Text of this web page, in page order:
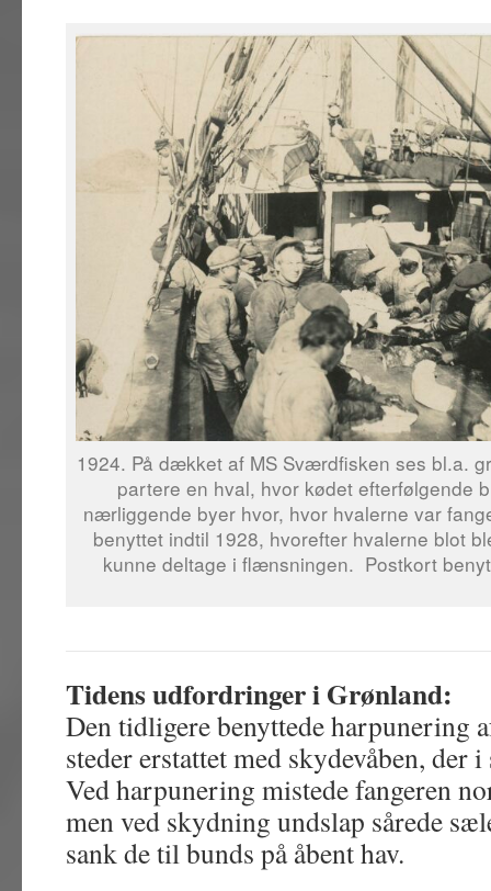
1924. På dækket af MS Sværdfisken ses bl.a.
partere en hval, hvor kødet efterfølgende
nærliggende byer hvor, hvor hvalerne var
benyttet indtil 1928, hvorefter hvalerne blot
kunne deltage i flænsningen. Postkort
Tidens udfordringer i Grønland:
Den tidligere benyttede harpunering
steder erstattet med skydevåben, der
Ved harpunering mistede fangeren
men ved skydning undslap sårede
sank de til bunds på åbent hav.